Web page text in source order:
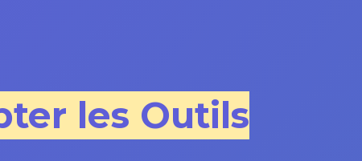
les Outils